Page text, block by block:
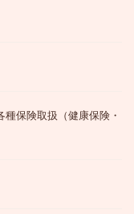
保険取扱（健康保険・